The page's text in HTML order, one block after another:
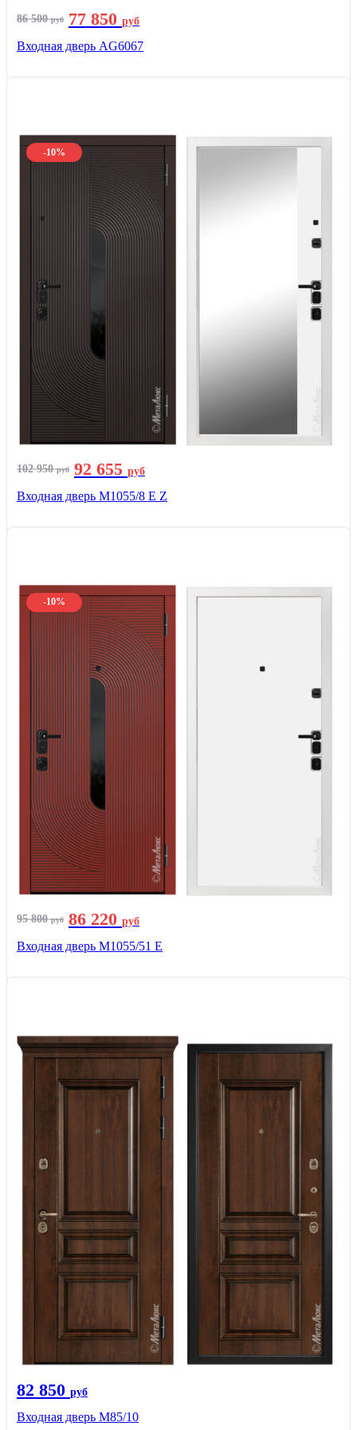
86 500руб 77 850 руб
Входная дверь AG6067
-10%
102 950руб 92 655 руб
Входная дверь М1055/8 Е Z
-10%
95 800руб 86 220 руб
Входная дверь М1055/51 Е
82 850 руб
Входная дверь M85/10